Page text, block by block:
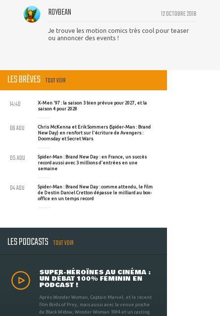
12 OCTOBRE 2018
ROYBEAN
Je trouve les motion comics très cool pour teaser
ou annoncer des events !
LES BRÈVES TOUT VOIR
X-Men '97 : la saison 3 bien prévue pour 2027, et la
saison 4 pour 2028
14:40
Chris McKenna et Erik Sommers (Spider-Man : Brand
New Day) en renfort sur l'écriture de Avengers :
Doomsday et Secret Wars
06 AOU
Spider-Man : Brand New Day : en France, un succès
record aussi avec 3 millions d'entrées en une
semaine
05 AOU
Spider-Man : Brand New Day : comme attendu, le film
de Destin Daniel Cretton dépasse le milliard au box-
office en un temps record
04 AOU
LES PODCASTS TOUT VOIR
SUPER-HÉROÏNES AU CINÉMA :
UN DÉBAT 100% FÉMININ EN
PODCAST !
Après Wonder Woman, Captain Marvel, et le récent
film Birds of Prey, mais aussi avec la venue proche
de Black Widow, Wonder Woman 1984 et un casting